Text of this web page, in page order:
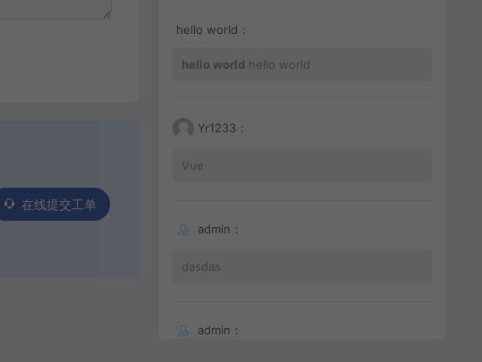
在线提交工单
hello world：
hello world hello world
Yr1233：
Vue
admin：
dasdas
admin：